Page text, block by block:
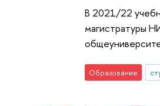
В 2021/22
магистратуры
Образование